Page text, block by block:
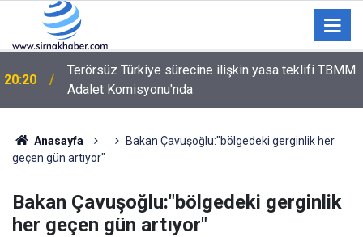
20:20
Terörsüz Türkiye sürecine ilişkin yasa teklifi TBMM
Adalet Komisyonu'nda
18:59
Şırnak’ta Toz Kabusu! Siirt ve Van Yoluna Bağlantı
Sağlayan Çevre Yolunda Vatandaşlar İsyan Etti
Anasayfa
Bakan Çavuşoğlu:"bölgedeki gerginlik her
geçen gün artıyor"
Bakan Çavuşoğlu:"bölgedeki gerginlik
her geçen gün artıyor"